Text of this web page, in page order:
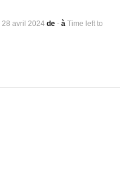
28 avril 2024 de - à Time left to